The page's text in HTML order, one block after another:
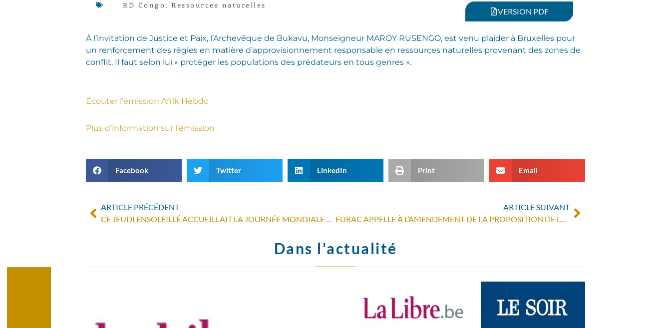
RD Congo, Ressources naturelles
VERSION PDF
Á l’invitation de Justice et Paix, l’Archevêque de Bukavu, Monseigneur MAROY RUSENGO, est venu plaider à Bruxelles pour
un renforcement des règles en matière d’approvisionnement responsable en ressources naturelles provenant des zones de
conflit. Il faut selon lui « protéger les populations des prédateurs en tous genres ».
Écouter l’émission Afrik Hebdo
Plus d’information sur l’émission
Facebook Twitter LinkedIn Print Email
ARTICLE PRÉCÉDENT
ARTICLE SUIVANT
Dans l'actualité